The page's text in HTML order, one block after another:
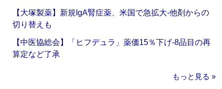
【大塚製薬】新規IgA腎症薬、米国で急拡大‐他剤からの
切り替えも
【中医協総会】「ヒフデュラ」薬価15％下げ‐8品目の再
算定など了承
もっと見る »